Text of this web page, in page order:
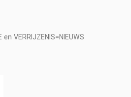
VERRIJZENIS=NIEUWS